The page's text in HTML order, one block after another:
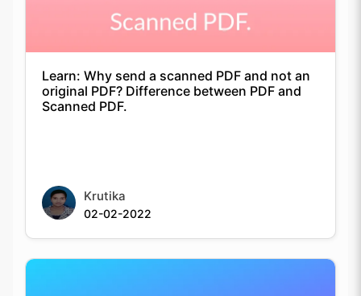
Learn: Why send a scanned PDF and not an
original PDF? Difference between PDF and
Scanned PDF.
Krutika
02-02-2022